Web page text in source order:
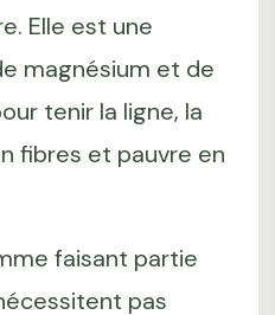
Elle est une
magnésium et de
tenir la ligne, la
fibres et pauvre en
faisant partie
pas